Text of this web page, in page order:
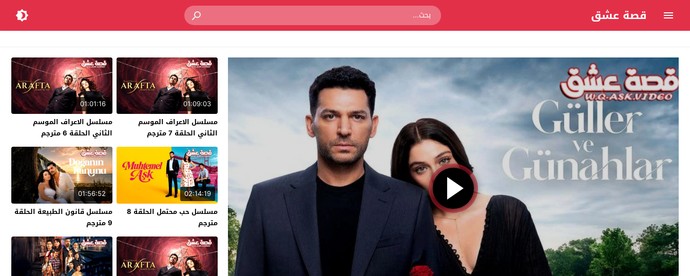
قصة عشق
01:09:03
مسلسل الاعراف الموسم
الثاني الحلقة 7 مترجم
01:01:16
مسلسل الاعراف الموسم
الثاني الحلقة 6 مترجم
02:14:19
مسلسل حب محتمل الحلقة 8
مترجم
01:56:52
مسلسل قانون الطبيعة الحلقة
9 مترجم